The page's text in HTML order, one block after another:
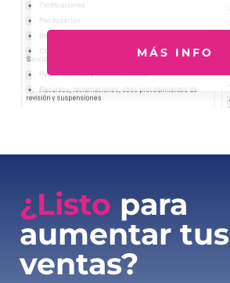
MÁS INFO
¿Listo para
aumentar tus
ventas?